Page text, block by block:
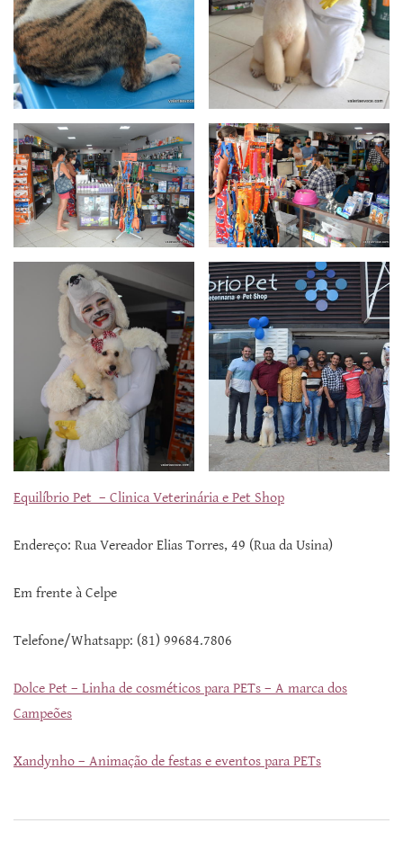
Equilíbrio Pet – Clinica Veterinária e Pet Shop
Endereço: Rua Vereador Elias Torres, 49 (Rua da Usina)
Em frente à Celpe
Telefone/Whatsapp: (81) 99684.7806
Dolce Pet – Linha de cosméticos para PETs – A marca dos
Campeões
Xandynho – Animação de festas e eventos para PETs